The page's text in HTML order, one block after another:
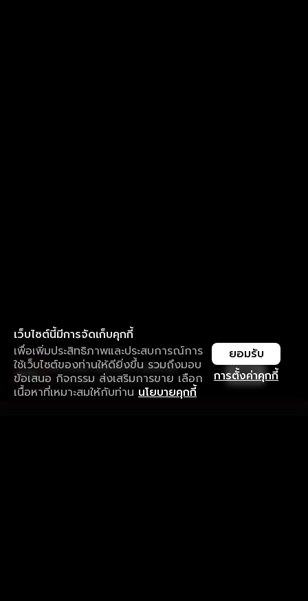
เว็บไซต์นี้มีการจัดเก็บคุกกี้
เพื่อเพิ่มประสิทธิภาพและประสบการณ์การ
ใช้เว็บไซต์ของท่านให้ดียิ่งขึ้น รวมถึงมอบ
ข้อเสนอ กิจกรรม ส่งเสริมการขาย เลือก
เนื้อหาที่เหมาะสมให้กับท่าน นโยบายคุกกี้
การตั้งค่าคุกกี้
ยอมรับ
ใช้งานแอป ลื่นไหลกว่า ไม่มีสะดุด
ดาวน์โหลดแอปเพื่อการรับชมที่ดีกว่า เปิด